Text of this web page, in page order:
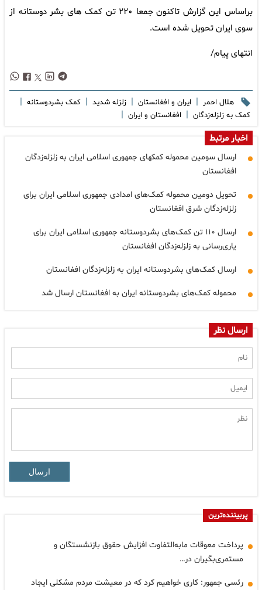
براساس این گزارش تاکنون جمعا ۲۲۰ تن کمک های بشر دوستانه از
سوی ایران تحویل شده است.
انتهای پیام/
هلال احمر | ایران و افغانستان | زلزله شدید | کمک بشردوستانه |
کمک به زلزله‌زدگان | افغانستان و ایران |
اخبار مرتبط
ارسال سومین محموله کمک‎های جمهوری اسلامی ایران به زلزله‌زدگان
افغانستان
تحویل دومین محموله کمک‌های امدادی جمهوری اسلامی ایران برای
زلزله‌زدگان شرق افغانستان
ارسال ۱۱۰ تن کمک‌های بشردوستانه جمهوری اسلامی ایران برای
یاری‌رسانی به زلزله‌زدگان افغانستان
ارسال کمک‌های بشردوستانه ایران به زلزله‌زدگان افغانستان
محموله کمک‌های بشردوستانه ایران به افغانستان ارسال شد
ارسال نظر
ارسال
پربیننده‌ترین
پرداخت معوقات مابه‌التفاوت افزایش حقوق بازنشستگان و
مستمری‌بگیران در…
رئسی جمهور: کاری خواهیم کرد که در معیشت مردم مشکلی ایجاد